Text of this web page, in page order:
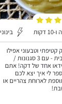
דקות בינוני
וטבעוני אפילו
שאתם חייבים להכין בבית - עם 3 סגנונות /
אחד של דקה! אתם
לי איך יצא לכם
לארוחת צהריים או